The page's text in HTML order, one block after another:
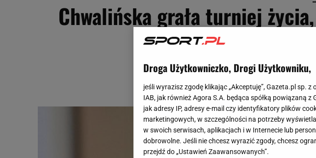
Chwalińska grała turniej
Droga Użytkowniczko, Drogi Użytkowniku,
jeśli wyrazisz zgodę klikając „Akceptuję”, Gazeta.pl sp.
IAB, jak również Agora S.A. będąca spółką powiązaną
jak adresy IP, adresy e-mail czy identyfikatory plików
marketingowych, w szczególności na potrzeby
w swoich serwisach, aplikacjach i w Internecie lub
dobrowolne. Jeśli nie chcesz wyrazić zgody, chcesz
przejdź do „Ustawień Zaawansowanych”.